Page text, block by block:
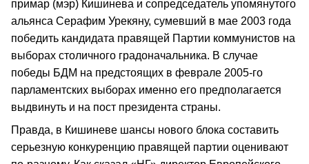
примар (мэр) Кишинева и сопредседатель упомянутого
альянса Серафим Урекяну, сумевший в мае 2003 года
победить кандидата правящей Партии коммунистов на
выборах столичного градоначальника. В случае
победы БДМ на предстоящих в феврале 2005-го
парламентских выборах именно его предполагается
выдвинуть и на пост президента страны.
Правда, в Кишиневе шансы нового блока составить
серьезную конкуренцию правящей партии оценивают